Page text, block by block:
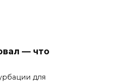
— что
для